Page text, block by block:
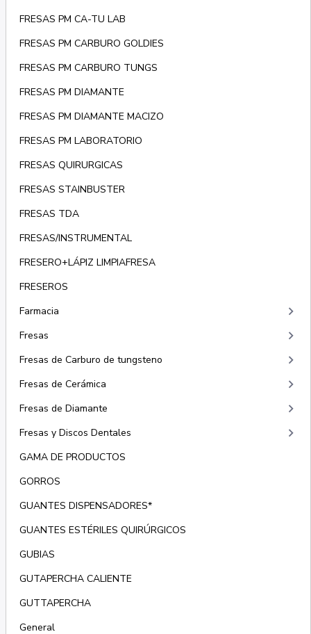
FRESAS PM CA-TU LAB
FRESAS PM CARBURO GOLDIES
FRESAS PM CARBURO TUNGS
FRESAS PM DIAMANTE
FRESAS PM DIAMANTE MACIZO
FRESAS PM LABORATORIO
FRESAS QUIRURGICAS
FRESAS STAINBUSTER
FRESAS TDA
FRESAS/INSTRUMENTAL
FRESERO+LÁPIZ LIMPIAFRESA
FRESEROS
Farmacia
keyboard_arrow_right
Fresas keyboard_arrow_right
Fresas de Carburo de tungsteno keyboard_arrow_right
Fresas de Cerámica keyboard_arrow_right
Fresas de Diamante keyboard_arrow_right
Fresas y Discos Dentales keyboard_arrow_right
GAMA DE PRODUCTOS
GORROS
GUANTES DISPENSADORES*
GUANTES ESTÉRILES QUIRÚRGICOS
GUBIAS
GUTAPERCHA CALIENTE
GUTTAPERCHA
General